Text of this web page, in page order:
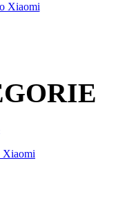
Xiaomi
Xiaomi